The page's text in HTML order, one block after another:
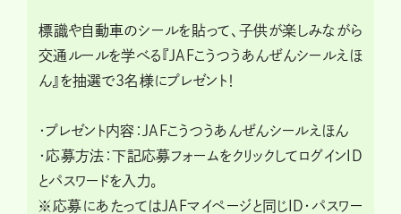
標識や自動車のシールを貼って、子供が楽しみながら
交通ルールを学べる『JAFこうつうあんぜんシールえほ
ん』を抽選で3名様にプレゼント！
・プレゼント内容：JAFこうつうあんぜんシールえほん
・応募方法：下記応募フォームをクリックしてログインID
とパスワードを入力。
※応募にあたってはJAFマイページと同じID・パスワー